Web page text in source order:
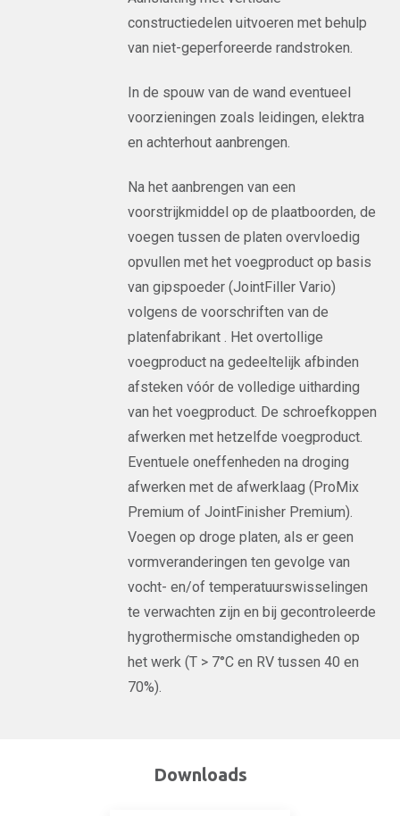
constructiedelen uitvoeren met behulp
van niet-geperforeerde randstroken.
In de spouw van de wand eventueel
voorzieningen zoals leidingen, elektra
en achterhout aanbrengen.
Na het aanbrengen van een
voorstrijkmiddel op de plaatboorden, de
voegen tussen de platen overvloedig
opvullen met het voegproduct op basis
van gipspoeder (JointFiller Vario)
volgens de voorschriften van de
platenfabrikant . Het overtollige
voegproduct na gedeeltelijk afbinden
afsteken vóór de volledige uitharding
van het voegproduct. De schroefkoppen
afwerken met hetzelfde voegproduct.
Eventuele oneffenheden na droging
afwerken met de afwerklaag (ProMix
Premium of JointFinisher Premium).
Voegen op droge platen, als er geen
vormveranderingen ten gevolge van
vocht- en/of temperatuurswisselingen
te verwachten zijn en bij gecontroleerde
hygrothermische omstandigheden op
het werk (T > 7°C en RV tussen 40 en
70%).
Downloads